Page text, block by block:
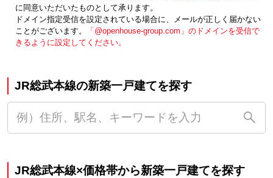
に同意いただいたものとして承ります。
ドメイン指定受信を設定されている場合に、メールが正しく届かない
ことがございます。
「@openhouse-group.com」のドメインを受信で
きるように設定してください。
JR総武本線の新築一戸建てを探す
JR総武本線×価格帯から新築一戸建てを探す